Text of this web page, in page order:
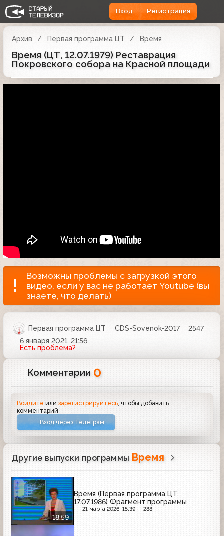
Вход Регистрация
Архив Первая программа ЦТ Время
Время (ЦТ, 12.07.1979) Реставрация
Покровского собора на Красной площади
Возможны проблемы с загрузкой этого
видео, если у вас не работает Youtube (вы
знаете, что делать)
Первая программа ЦТ CDS-Sovenok-2017
2547
6 января 2021, 21:56
Есть проблема?
Комментарии 0
Войдите илизарегистрируйтесь , чтобы добавить
комментарий
Вход через Телеграм
Другие выпуски программы Время
18:59
Время (Первая программа ЦТ,
17.07.1986) Фрагмент программы
21 марта 2026, 15:39 288